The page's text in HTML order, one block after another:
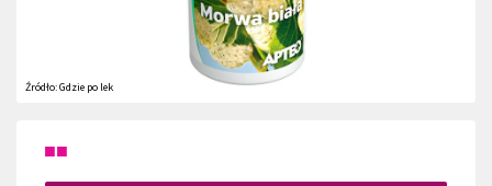
Źródło:Gdzie po lek
■■